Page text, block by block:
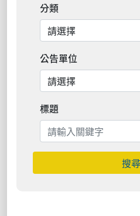
分類
公告單位
標題
搜尋